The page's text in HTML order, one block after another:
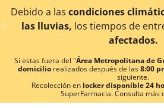
< div class="carousel-inner">
climáticas ocasionadas por
de entregapodrían verse
Si estas fuera del "Área Metropolitana de
domicilio realizados después de las8:00
siguiente.
Recolección en locker disponible 24
SuperFarmacia. Consulta más